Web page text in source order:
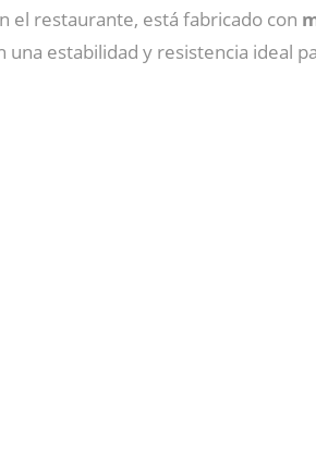
el restaurante, está fabricado con
estabilidad y resistencia ideal